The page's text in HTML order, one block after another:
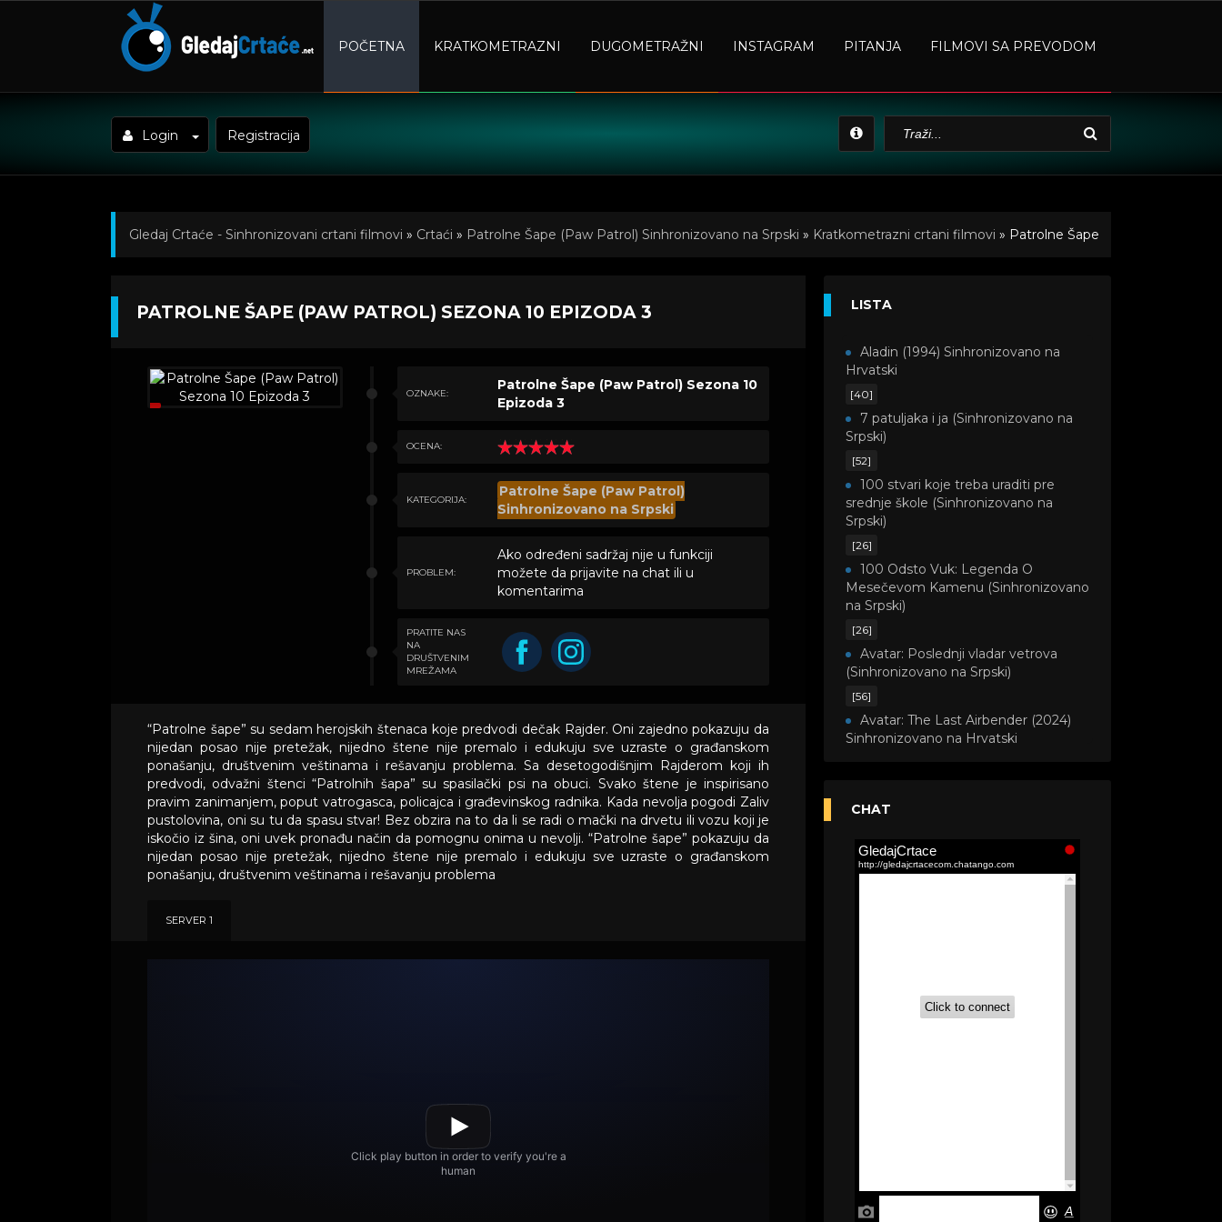
POČETNA KRATKOMETRAZNI DUGOMETRAŽNI INSTAGRAM PITANJA FILMOVI SA PREVODOM
Login Registracija
Gledaj Crtaće - Sinhronizovani crtani filmovi » Crtaći » Patrolne Šape (Paw Patrol) Sinhronizovano na Srpski » Kratkometrazni crtani filmovi » Patrolne Šape
PATROLNE ŠAPE (PAW PATROL) SEZONA 10 EPIZODA 3
OZNAKE:
Patrolne Šape (Paw Patrol) Sezona 10
Epizoda 3
OCENA:
KATEGORIJA:
Patrolne Šape (Paw Patrol)
Sinhronizovano na Srpski
PROBLEM:
Ako određeni sadržaj nije u funkciji
možete da prijavite na chat ili u
komentarima
PRATITE NAS
NA
DRUŠTVENIM
MREŽAMA
“Patrolne šape” su sedam herojskih štenaca koje predvodi dečak Rajder. Oni zajedno pokazuju da
nijedan posao nije pretežak, nijedno štene nije premalo i edukuju sve uzraste o građanskom
ponašanju, društvenim veštinama i rešavanju problema. Sa desetogodišnjim Rajderom koji ih
predvodi, odvažni štenci “Patrolnih šapa” su spasilački psi na obuci. Svako štene je inspirisano
pravim zanimanjem, poput vatrogasca, policajca i građevinskog radnika. Kada nevolja pogodi Zaliv
pustolovina, oni su tu da spasu stvar! Bez obzira na to da li se radi o mački na drvetu ili vozu koji je
iskočio iz šina, oni uvek pronađu način da pomognu onima u nevolji. “Patrolne šape” pokazuju da
nijedan posao nije pretežak, nijedno štene nije premalo i edukuju sve uzraste o građanskom
ponašanju, društvenim veštinama i rešavanju problema
SERVER 1
LISTA
Aladin (1994) Sinhronizovano na
Hrvatski
[40]
7 patuljaka i ja (Sinhronizovano na
Srpski)
[52]
100 stvari koje treba uraditi pre
srednje škole (Sinhronizovano na
Srpski)
[26]
100 Odsto Vuk: Legenda O
Mesečevom Kamenu (Sinhronizovano
na Srpski)
[26]
Avatar: Poslednji vladar vetrova
(Sinhronizovano na Srpski)
[56]
Avatar: The Last Airbender (2024)
Sinhronizovano na Hrvatski
(Sinhronizovano na Srpski)
Akademija čarolija (Wits Academy)
Sinhronizovano na Srpski
Tunes,2020) Sinhronizovano na Srpski
Okura (Sinhronizovano na Srpski)
CHAT